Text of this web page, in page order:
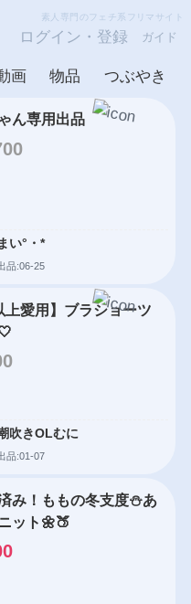
画 物品 つぶやき
素人専門のフェチ系フリマサイト
ログイン・登録 ガイド
ん専用出品
まい°・*
品:06-25
上愛用】ブラショーツ
吹きOLむに
品:01-07
み！ももの冬支度⛄️あ
ット🌼🍑